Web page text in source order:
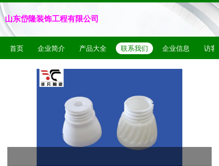
山东岱隆装饰工程有限公司
首页 企业简介 产品大全 联系我们 企业信息 访客